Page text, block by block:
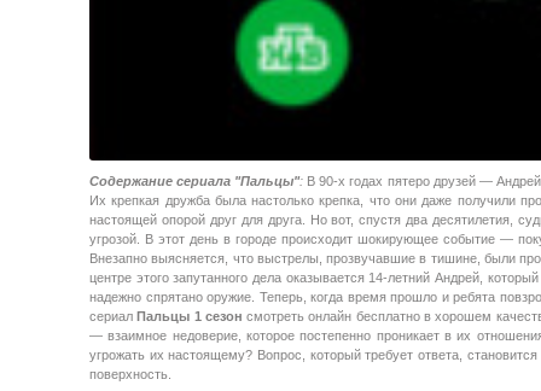
Содержание сериала "Пальцы": В 90-х годах пятеро друзей —
Их крепкая дружба была настолько крепка, что они даже получили
настоящей опорой друг для друга. Но вот, спустя два десятилетия,
угрозой. В этот день в городе происходит шокирующее событие —
Внезапно выясняется, что выстрелы, прозвучавшие в тишине, были
центре этого запутанного дела оказывается 14-летний Андрей,
надежно спрятано оружие. Теперь, когда время прошло и ребята
сериал Пальцы 1 сезон смотреть онлайн бесплатно в хорошем
— взаимное недоверие, которое постепенно проникает в их
угрожать их настоящему? Вопрос, который требует ответа,
поверхность.